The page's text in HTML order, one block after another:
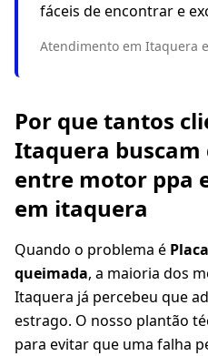
fáceis de encontrar e
Atendimento em Itaquera
Por que tantos
Itaquera buscam
entre motor ppa
em itaquera
Quando o problema é
queimada, a maioria dos
Itaquera já percebeu que
estrago. O nosso plantão
para evitar que uma falha